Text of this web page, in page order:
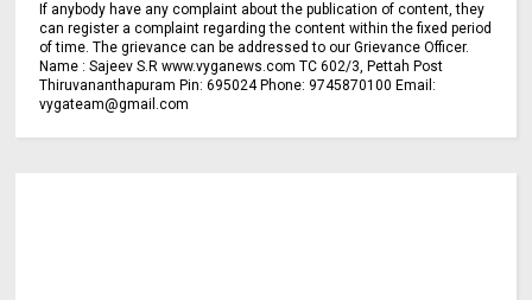
If anybody have any complaint about the publication of content, they
can register a complaint regarding the content within the fixed period
of time. The grievance can be addressed to our Grievance Officer.
Name : Sajeev S.R www.vyganews.com TC 602/3, Pettah Post
Thiruvananthapuram Pin: 695024 Phone: 9745870100 Email:
vygateam@gmail.com